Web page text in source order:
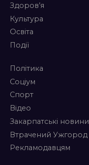
Здоров’я
Культура
Освіта
Події
Політика
Соціум
Спорт
Відео
Закарпатські новини
Втрачений Ужгород
Рекламодавцям